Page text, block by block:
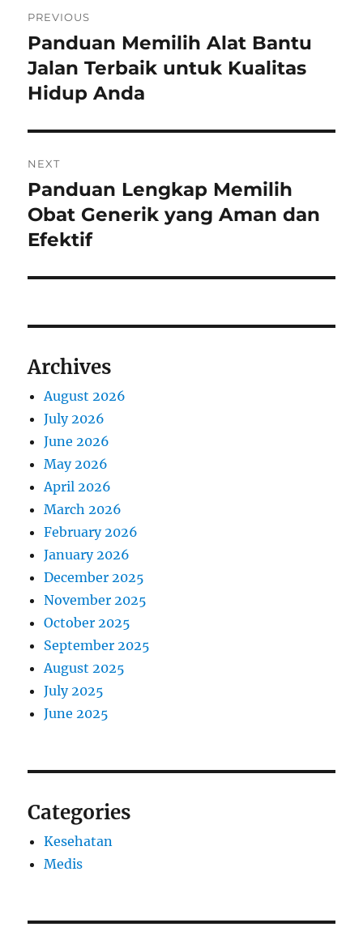
navigation
PREVIOUS
Previous
post:
Panduan Memilih Alat Bantu
Jalan Terbaik untuk Kualitas
Hidup Anda
NEXT
Next
post:
Panduan Lengkap Memilih
Obat Generik yang Aman dan
Efektif
Archives
August 2026
July 2026
June 2026
May 2026
April 2026
March 2026
February 2026
January 2026
December 2025
November 2025
October 2025
September 2025
August 2025
July 2025
June 2025
Categories
Kesehatan
Medis